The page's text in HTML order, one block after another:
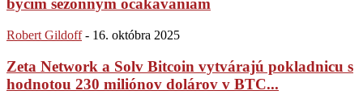
býčím sezónnym očakávaniam
Robert Gildoff - 16. októbra 2025
Zeta Network a Solv Bitcoin vytvárajú pokladnicu s
hodnotou 230 miliónov dolárov v BTC...